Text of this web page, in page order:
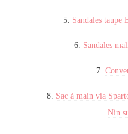
5. Sandales taupe
6. Sandales
7.
8. Sac à main via
Nin